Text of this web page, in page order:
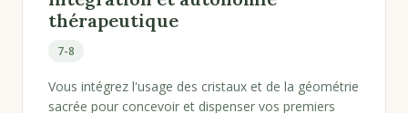
thérapeutique
7-8
Vous intégrez l'usage des cristaux et de la géométrie
sacrée pour concevoir et dispenser vos premiers